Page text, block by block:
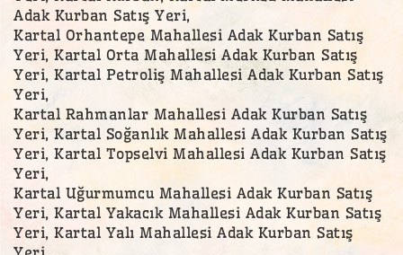
Adak Kurban Satış Yeri,
Kartal Orhantepe Mahallesi Adak Kurban Satış
Yeri, Kartal Orta Mahallesi Adak Kurban Satış
Yeri, Kartal Petroliş Mahallesi Adak Kurban Satış
Yeri,
Kartal Rahmanlar Mahallesi Adak Kurban Satış
Yeri, Kartal Soğanlık Mahallesi Adak Kurban Satış
Yeri, Kartal Topselvi Mahallesi Adak Kurban Satış
Yeri,
Kartal Uğurmumcu Mahallesi Adak Kurban Satış
Yeri, Kartal Yakacık Mahallesi Adak Kurban Satış
Yeri, Kartal Yalı Mahallesi Adak Kurban Satış